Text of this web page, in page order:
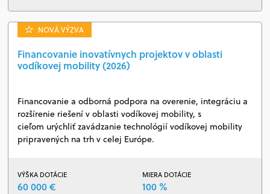
NOVÁ VÝZVA
Financovanie inovatívnych projektov v oblasti
vodíkovej mobility (2026)
Financovanie a odborná podpora na overenie, integráciu a
rozšírenie riešení v oblasti vodíkovej mobility, s
cieľom urýchliť zavádzanie technológií vodíkovej mobility
pripravených na trh v celej Európe.
VÝŠKA DOTÁCIE
60 000 €
MIERA DOTÁCIE
100 %